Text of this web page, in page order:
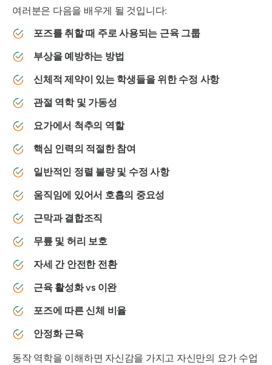
여러분은 다음을 배우게 될 것입니다:
포즈를 취할 때 주로 사용되는 근육 그룹
부상을 예방하는 방법
신체적 제약이 있는 학생들을 위한 수정 사항
관절 역학 및 가동성
요가에서 척추의 역할
핵심 인력의 적절한 참여
일반적인 정렬 불량 및 수정 사항
움직임에 있어서 호흡의 중요성
근막과 결합조직
무릎 및 허리 보호
자세 간 안전한 전환
근육 활성화 vs 이완
포즈에 따른 신체 비율
안정화 근육
동작 역학을 이해하면 자신감을 가지고 자신만의 요가 수업